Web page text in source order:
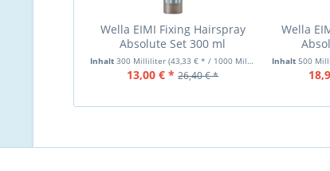
Wella EIMI Fixing Hairspray
Absolute Set 300 ml
Inhalt 300 Milliliter (43,33 € * / 1000 Milliliter)
13,00 € * 26,40 € *
Wella
Inhalt 500